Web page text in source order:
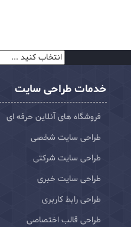
خدمات طراحی سایت
فروشگاه های آنلاین حرفه ای
طراحی سایت شخصی
طراحی سایت شرکتی
طراحی سایت خبری
طراحی رابط کاربری
طراحی قالب اختصاصی